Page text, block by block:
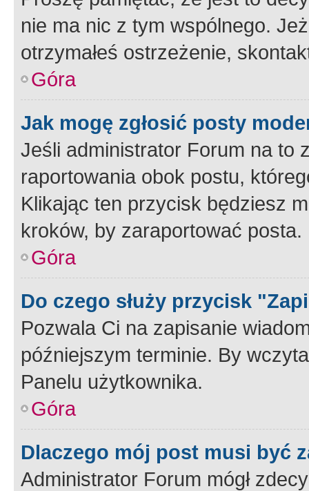
nie ma nic z tym wspólnego.
otrzymałeś ostrzeżenie,
Góra
Jak mogę zgłosić posty
Jeśli administrator Forum na to
raportowania obok postu,
Klikając ten przycisk będziesz
kroków, by zaraportować posta.
Góra
Do czego służy przycisk
Pozwala Ci na zapisanie
późniejszym terminie. By
Panelu użytkownika.
Góra
Dlaczego mój post musi być
Administrator Forum mógł